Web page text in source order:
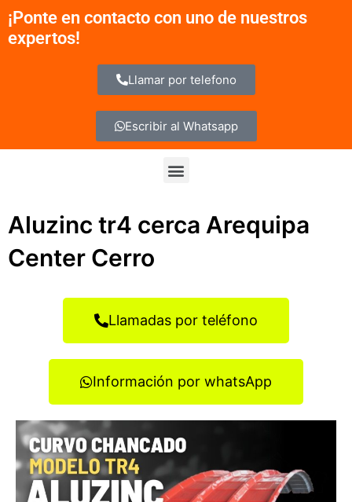
contenido
¡Ponte en contacto con uno de nuestros
expertos!
Llamar por telefono
Escribir al Whatsapp
Menu
Aluzinc tr4 cerca Arequipa
Center Cerro
Llamadas por teléfono
Información por whatsApp